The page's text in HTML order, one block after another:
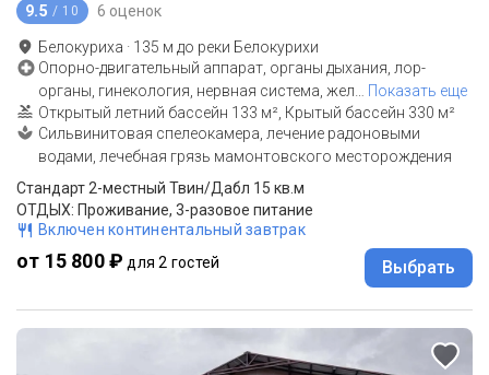
9.5 / 10 6 оценок
Белокуриха · 135 м до реки Белокурихи
Опорно-двигательный аппарат, органы дыхания, лор-
органы, гинекология, нервная система, жел… Показать еще
Открытый летний бассейн 133 м², Крытый бассейн 330 м²
Сильвинитовая спелеокамера, лечение радоновыми
водами, лечебная грязь мамонтовского месторождения
Стандарт 2-местный Твин/Дабл 15 кв.м
ОТДЫХ: Проживание, 3-разовое питание
Включен континентальный завтрак
от 15 800 ₽ для 2 гостей Выбрать